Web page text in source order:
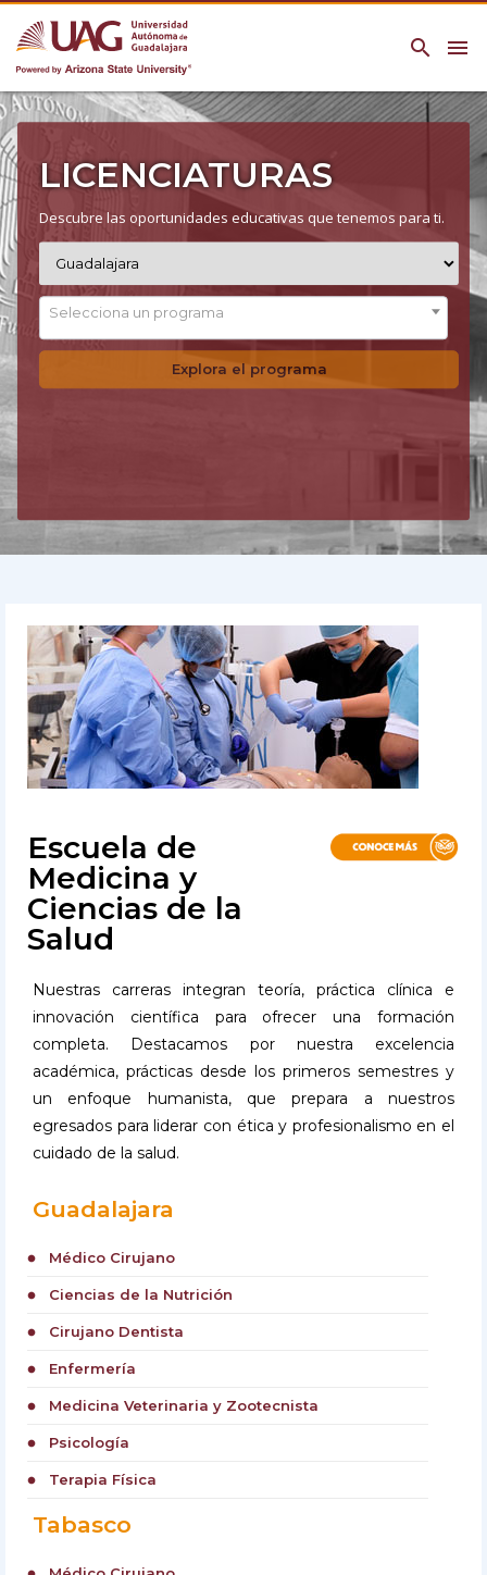
menu
search
LICENCIATURAS
Descubre las oportunidades educativas que tenemos para ti.
Selecciona un programa
Explora el programa
Escuela de
Medicina y
Ciencias de la
Salud
Nuestras carreras integran teoría, práctica clínica e
innovación científica para ofrecer una formación
completa. Destacamos por nuestra excelencia
académica, prácticas desde los primeros semestres y
un enfoque humanista, que prepara a nuestros
egresados para liderar con ética y profesionalismo en el
cuidado de la salud.
Guadalajara
circle Médico Cirujano
circle Ciencias de la Nutrición
circle Cirujano Dentista
circle Enfermería
circle Medicina Veterinaria y Zootecnista
circle Psicología
circle Terapia Física
Tabasco